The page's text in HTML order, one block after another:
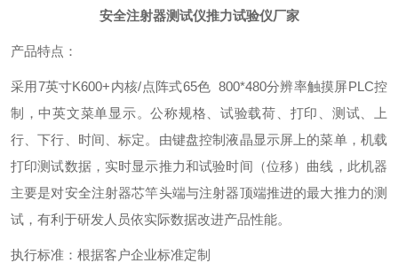
安全注射器测试仪推力试验仪厂家
产品特点：
采用7英寸K600+内核/点阵式65色 800*480分辨率触摸屏PLC控
制，中英文菜单显示。公称规格、试验载荷、打印、测试、上
行、下行、时间、标定。由键盘控制液晶显示屏上的菜单，机载
打印测试数据，实时显示推力和试验时间（位移）曲线，此机器
主要是对安全注射器芯竿头端与注射器顶端推进的最大推力的测
试，有利于研发人员依实际数据改进产品性能。
执行标准：根据客户企业标准定制